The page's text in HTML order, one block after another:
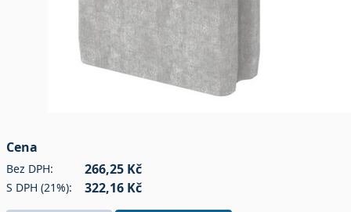
Cena
Bez DPH: 266,25 Kč
S DPH (21%): 322,16 Kč